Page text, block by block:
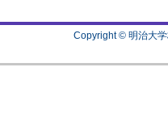
Copyright © 明治大